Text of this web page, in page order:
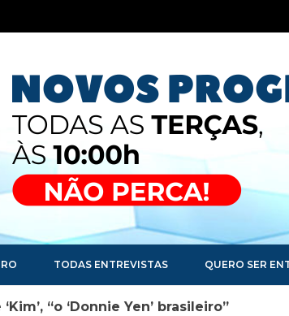
TODAS ENTREVISTAS QUERO SER
“o ‘Donnie Yen’ brasileiro”